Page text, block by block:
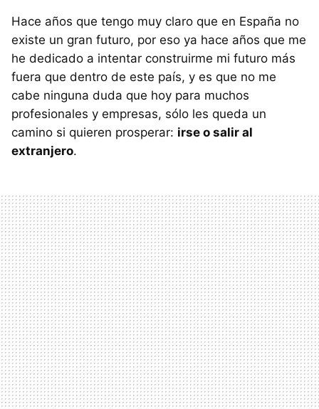
Hace años que tengo muy claro que en España no
existe un gran futuro, por eso ya hace años que me
he dedicado a intentar construirme mi futuro más
fuera que dentro de este país, y es que no me
cabe ninguna duda que hoy para muchos
profesionales y empresas, sólo les queda un
camino si quieren prosperar: irse o salir al
extranjero.